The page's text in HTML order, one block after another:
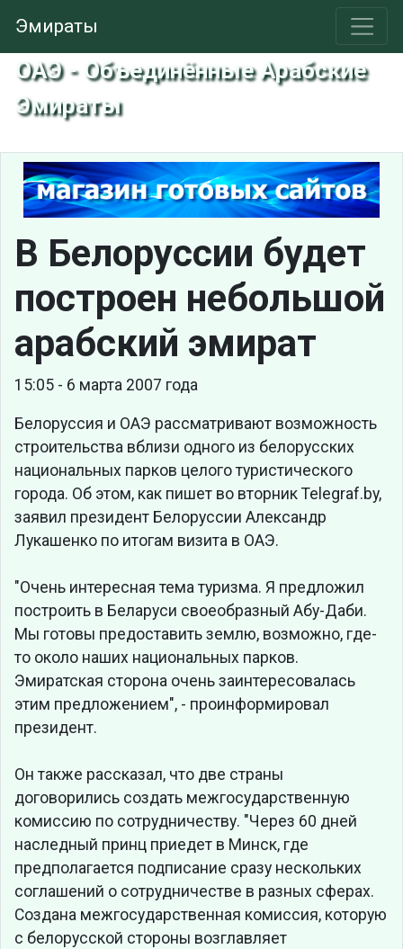
Эмираты
ОАЭ - Объединённые Арабские
Эмираты
В Белоруссии будет
построен небольшой
арабский эмират
15:05 - 6 марта 2007 года
Белоруссия и ОАЭ рассматривают возможность
строительства вблизи одного из белорусских
национальных парков целого туристического
города. Об этом, как пишет во вторник Telegraf.by,
заявил президент Белоруссии Александр
Лукашенко по итогам визита в ОАЭ.
"Очень интересная тема туризма. Я предложил
построить в Беларуси своеобразный Абу-Даби.
Мы готовы предоставить землю, возможно, где-
то около наших национальных парков.
Эмиратская сторона очень заинтересовалась
этим предложением", - проинформировал
президент.
Он также рассказал, что две страны
договорились создать межгосударственную
комиссию по сотрудничеству. "Через 60 дней
наследный принц приедет в Минск, где
предполагается подписание сразу нескольких
соглашений о сотрудничестве в разных сферах.
Создана межгосударственная комиссия, которую
с белорусской стороны возглавляет